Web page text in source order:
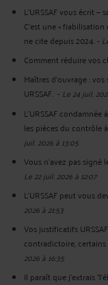
L'URSSAF vous écrit —
C'est une «
ne cite depuis 2024.-
Comment réduire vos
Maîtres d'ouvrage :
URSSAF. - Le 24 juil.
L'URSSAF
les pièces du contrôle
juil. 2026 à 13:05
Vous n'avez pas signé
Le 22 juil. 2026 à 12:07
L’URSSAF peut vous
2026 à 21:53
Vos justificatifs
contradictoire,
2026 à 16:35
Il paraît que j'extrais